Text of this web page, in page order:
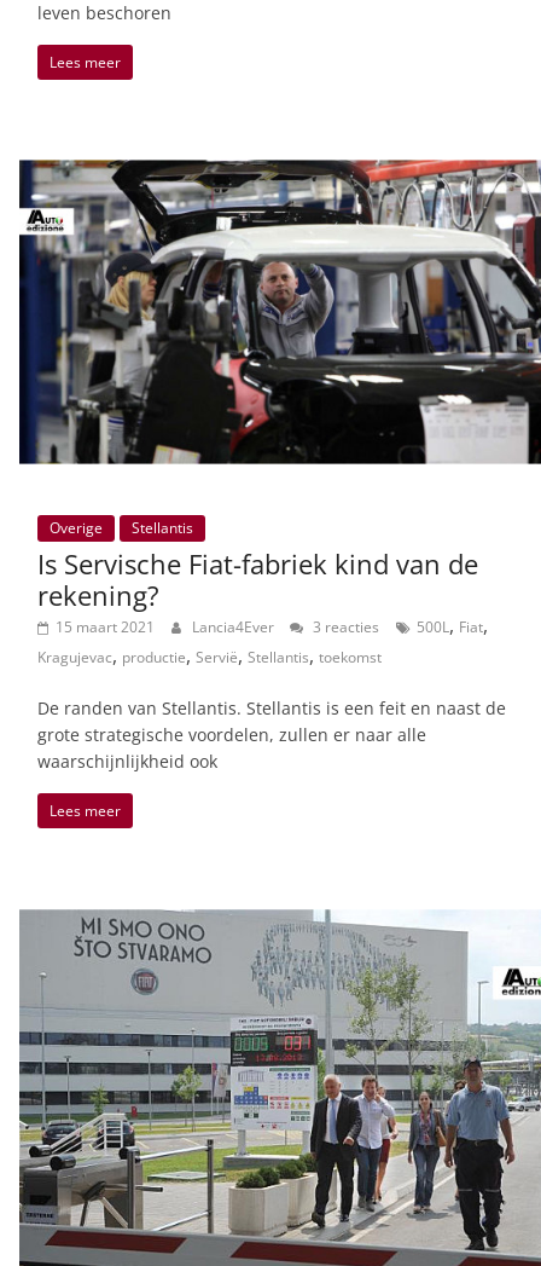
leven beschoren
Lees meer
Overige Stellantis
Is Servische Fiat-fabriek kind van de
rekening?
15 maart 2021 Lancia4Ever 3 reacties 500L, Fiat,
Kragujevac, productie, Servië, Stellantis, toekomst
De randen van Stellantis. Stellantis is een feit en naast de
grote strategische voordelen, zullen er naar alle
waarschijnlijkheid ook
Lees meer